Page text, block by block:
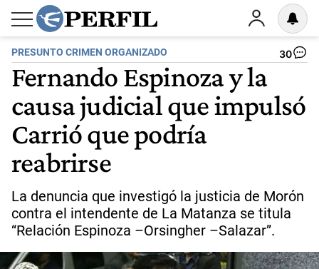
PRESUNTO CRIMEN ORGANIZADO 30
Fernando Espinoza y la
causa judicial que impulsó
Carrió que podría
reabrirse
La denuncia que investigó la justicia de Morón
contra el intendente de La Matanza se titula
“Relación Espinoza –Orsingher –Salazar”.